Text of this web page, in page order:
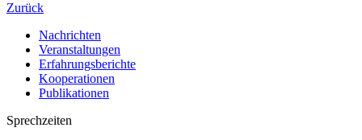
Zurück
Nachrichten
Veranstaltungen
Erfahrungsberichte
Kooperationen
Publikationen
Sprechzeiten